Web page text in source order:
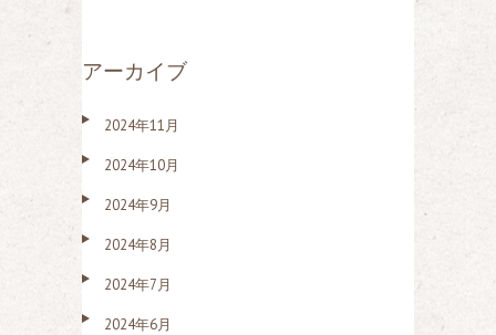
アーカイブ
2024年11月
2024年10月
2024年9月
2024年8月
2024年7月
2024年6月